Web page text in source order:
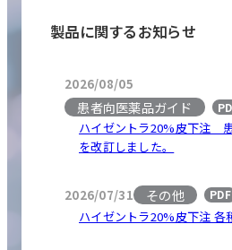
製品に関するお知らせ
2026/08/05
患者向医薬品ガイド
ハイゼントラ20%皮下注
を改訂しました。
2026/07/31 その他 PDF
ハイゼントラ20%皮下注 各